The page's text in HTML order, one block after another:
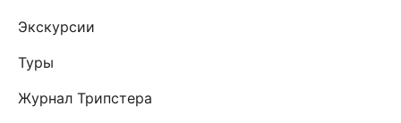
Экскурсии
Туры
Журнал Трипстера